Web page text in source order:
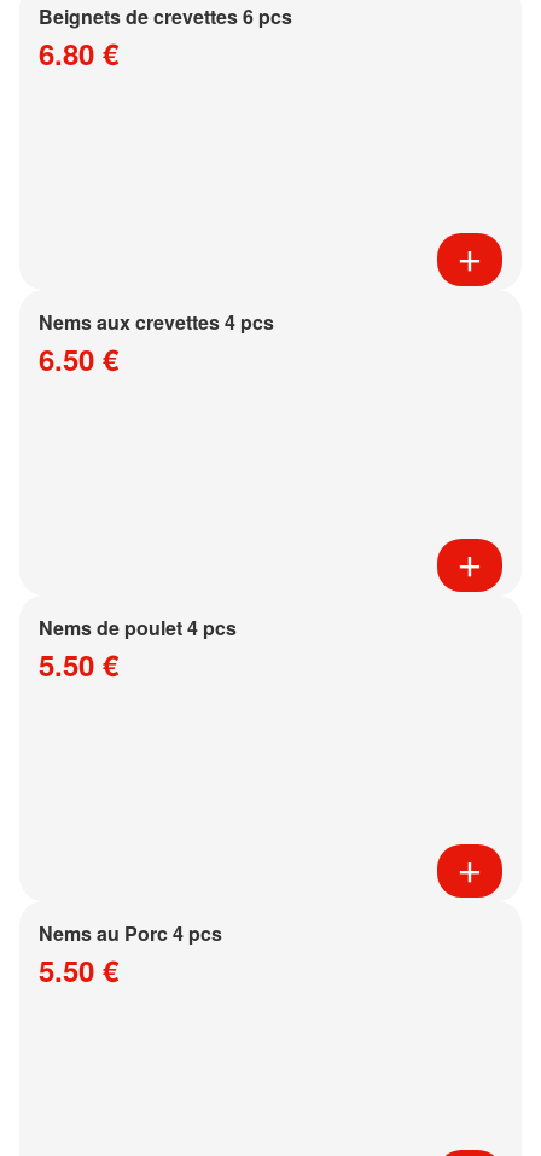
Beignets de crevettes 6 pcs
6.80 €
Nems aux crevettes 4 pcs
6.50 €
Nems de poulet 4 pcs
5.50 €
Nems au Porc 4 pcs
5.50 €